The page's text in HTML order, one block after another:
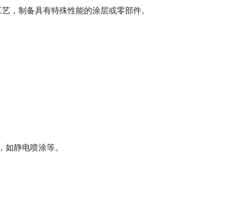
，制备具有特殊性能的涂层或零部件。
静电喷涂等。